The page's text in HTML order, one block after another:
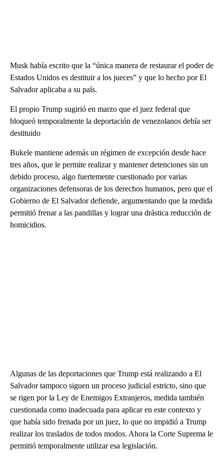
Musk había escrito que la “única manera de restaurar el poder de
Estados Unidos es destituir a los jueces” y que lo hecho por El
Salvador aplicaba a su país.
El propio Trump sugirió en marzo que el juez federal que
bloqueó temporalmente la deportación de venezolanos debía ser
destituido
Bukele mantiene además un régimen de excepción desde hace
tres años, que le permite realizar y mantener detenciones sin un
debido proceso, algo fuertemente cuestionado por varias
organizaciones defensoras de los derechos humanos, pero que el
Gobierno de El Salvador defiende, argumentando que la medida
permitió frenar a las pandillas y lograr una drástica reducción de
homicidios.
Algunas de las deportaciones que Trump está realizando a El
Salvador tampoco siguen un proceso judicial estricto, sino que
se rigen por la Ley de Enemigos Extranjeros, medida también
cuestionada como inadecuada para aplicar en este contexto y
que había sido frenada por un juez, lo que no impidió a Trump
realizar los traslados de todos modos. Ahora la Corte Suprema le
permitió temporalmente utilizar esa legislación.